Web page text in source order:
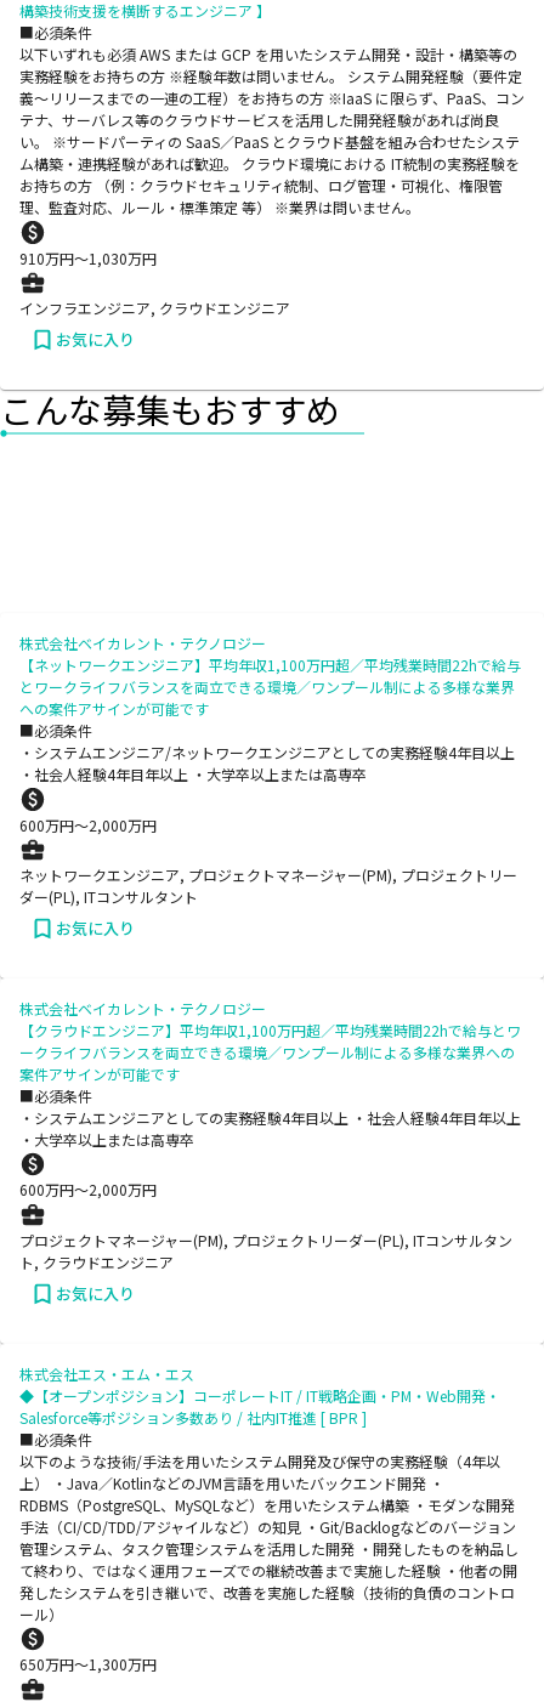
構築技術支援を横断するエンジニア 】
■必須条件
以下いずれも必須 AWS または GCP を用いたシステム開発・設計・構築等の
実務経験をお持ちの方 ※経験年数は問いません。 システム開発経験（要件定
義～リリースまでの一連の工程）をお持ちの方 ※IaaS に限らず、PaaS、コン
テナ、サーバレス等のクラウドサービスを活用した開発経験があれば尚良
い。 ※サードパーティの SaaS／PaaS とクラウド基盤を組み合わせたシステ
ム構築・連携経験があれば歓迎。 クラウド環境における IT統制の実務経験を
お持ちの方 （例：クラウドセキュリティ統制、ログ管理・可視化、権限管
理、監査対応、ルール・標準策定 等） ※業界は問いません。
910万円〜1,030万円
インフラエンジニア, クラウドエンジニア
お気に入り
こんな募集もおすすめ
株式会社ベイカレント・テクノロジー
【ネットワークエンジニア】平均年収1,100万円超／平均残業時間22hで給与
とワークライフバランスを両立できる環境／ワンプール制による多様な業界
への案件アサインが可能です
■必須条件
・システムエンジニア/ネットワークエンジニアとしての実務経験4年目以上
・社会人経験4年目年以上 ・大学卒以上または高専卒
600万円〜2,000万円
ネットワークエンジニア, プロジェクトマネージャー(PM), プロジェクトリー
ダー(PL), ITコンサルタント
お気に入り
株式会社ベイカレント・テクノロジー
【クラウドエンジニア】平均年収1,100万円超／平均残業時間22hで給与とワ
ークライフバランスを両立できる環境／ワンプール制による多様な業界への
案件アサインが可能です
■必須条件
・システムエンジニアとしての実務経験4年目以上 ・社会人経験4年目年以上
・大学卒以上または高専卒
600万円〜2,000万円
プロジェクトマネージャー(PM), プロジェクトリーダー(PL), ITコンサルタン
ト, クラウドエンジニア
お気に入り
株式会社エス・エム・エス
◆【オープンポジション】コーポレートIT / IT戦略企画・PM・Web開発・
Salesforce等ポジション多数あり / 社内IT推進 [ BPR ]
■必須条件
以下のような技術/手法を用いたシステム開発及び保守の実務経験（4年以
上） ・Java／KotlinなどのJVM言語を用いたバックエンド開発 ・
RDBMS（PostgreSQL、MySQLなど）を用いたシステム構築 ・モダンな開発
手法（CI/CD/TDD/アジャイルなど）の知見 ・Git/Backlogなどのバージョン
管理システム、タスク管理システムを活用した開発 ・開発したものを納品し
て終わり、ではなく運用フェーズでの継続改善まで実施した経験 ・他者の開
発したシステムを引き継いで、改善を実施した経験（技術的負債のコントロ
ール）
650万円〜1,300万円